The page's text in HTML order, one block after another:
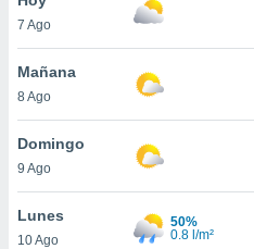
en
más
nuestra
de
7 Ago
Mañana
8 Ago
Domingo
9 Ago
Lunes
10 Ago
50%
0.8 l/m²